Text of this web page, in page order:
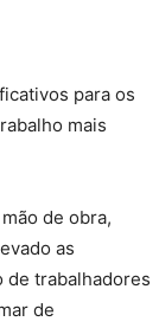
para os
mais
de obra,
as
de trabalhadores
de